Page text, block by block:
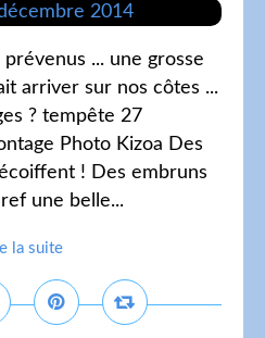
... une grosse
arriver sur nos côtes ...
? tempête 27
Photo Kizoa Des
! Des embruns
une belle...
la suite